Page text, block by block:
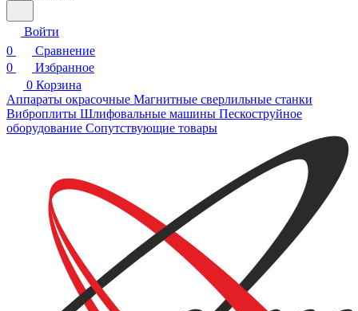
Войти
0
Сравнение
0
Избранное
0 Корзина
Аппараты окрасочные Магнитные сверлильные станки
Виброплиты Шлифовальные машины Пескоструйное
оборудование Сопутствующие товары